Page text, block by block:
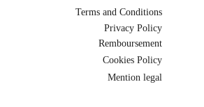
Remboursement
Terms and Conditions
Privacy Policy
Cookies Policy
Mention legal